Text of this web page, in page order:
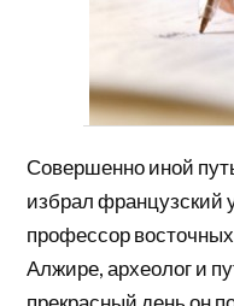
Совершенно иной
избрал французский
профессор
Алжире, археолог и